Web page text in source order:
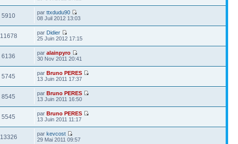
5910 parttxdudu90
08 Juil 2012 13:03
11678 par Didier
25 Juin 2012 17:15
6136 paralainpyro
30 Nov 2011 20:41
5745 parBruno PERES
13 Juin 2011 17:37
8545 parBruno PERES
13 Juin 2011 16:50
5545 parBruno PERES
13 Juin 2011 11:17
13326 parkevcost
29 Mai 2011 09:57